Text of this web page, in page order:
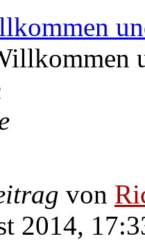
von
2014,